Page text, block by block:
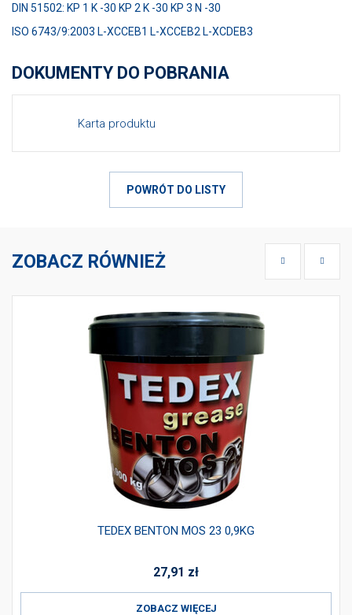
DIN 51502: KP 1 K -30 KP 2 K -30 KP 3 N -30
ISO 6743/9:2003 L-XCCEB1 L-XCCEB2 L-XCDEB3
DOKUMENTY DO POBRANIA
Karta produktu
POWRÓT DO LISTY
ZOBACZ RÓWNIEŻ
TEDEX BENTON MOS 23 0,9KG
27,91 zł
ZOBACZ WIĘCEJ